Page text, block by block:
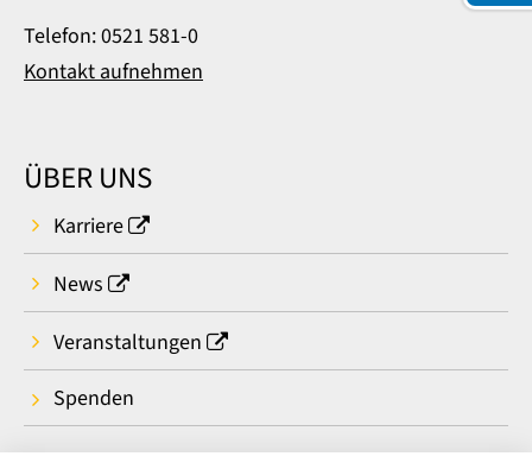
Telefon: 0521 581-0
Kontakt aufnehmen
ÜBER UNS
Karriere
News
Veranstaltungen
Spenden